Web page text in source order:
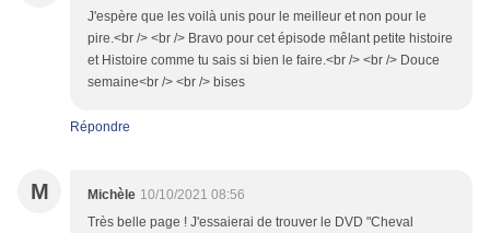
J'espère que les voilà unis pour le meilleur et non pour le
pire.<br /> <br /> Bravo pour cet épisode mêlant petite histoire
et Histoire comme tu sais si bien le faire.<br /> <br /> Douce
semaine<br /> <br /> bises
Répondre
M Michèle 10/10/2021 08:56
Très belle page ! J'essaierai de trouver le DVD "Cheval